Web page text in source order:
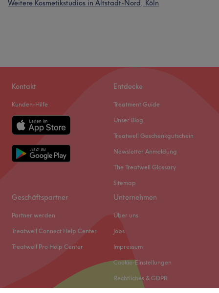
Weitere Kosmetikstudios in Altstadt-Nord, Köln
Kontakt
Kunden-Hilfe
Entdecke
Treatment Guide
Unser Blog
Treatwell Geschenkgutschein
Newsletter Anmeldung
The Treatwell Glossary
Sitemap
Geschäftspartner
Partner werden
Treatwell Connect Help Center
Treatwell Pro Help Center
Unternehmen
Über uns
Jobs
Impressum
Cookie-Einstellungen
Rechtliches & GDPR